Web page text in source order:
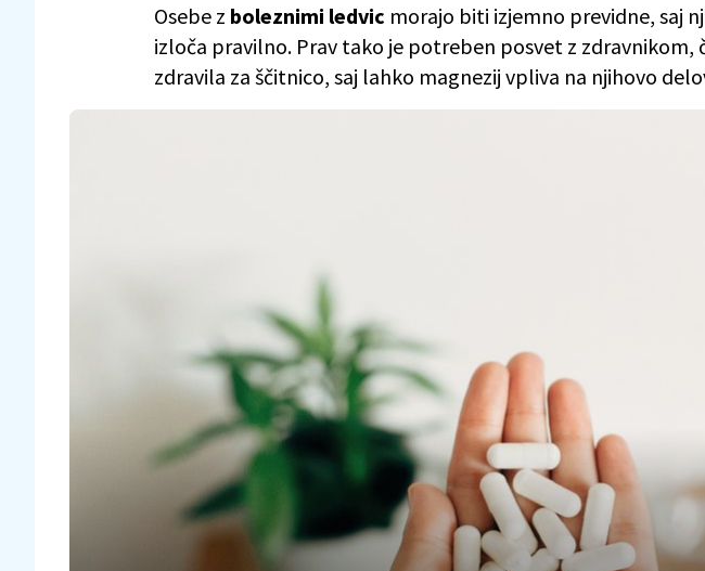
Osebe z boleznimi ledvic morajo biti izjemno previdne, saj
izloča pravilno. Prav tako je potreben posvet z
zdravila za ščitnico, saj lahko magnezij vpliva na njihovo